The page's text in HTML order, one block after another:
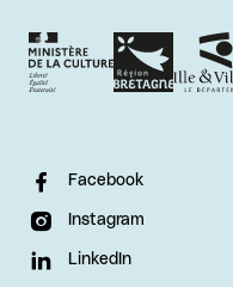
Facebook
Instagram
LinkedIn